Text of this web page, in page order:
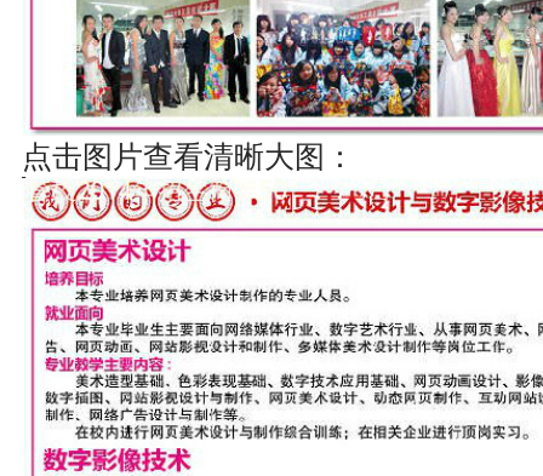
点击图片查看清晰大图：